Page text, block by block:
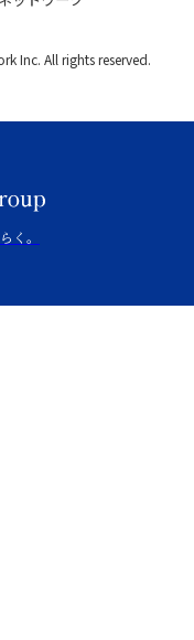
Inc. All rights reserved.
く。